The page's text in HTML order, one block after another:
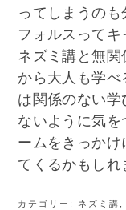
ってしまうの
フォルスってキ
ネズミ講と無関
から大人も学べ
は関係のない学
ないように気
ームをきっか
てくるかもしれ
カテゴリー: ネズミ講